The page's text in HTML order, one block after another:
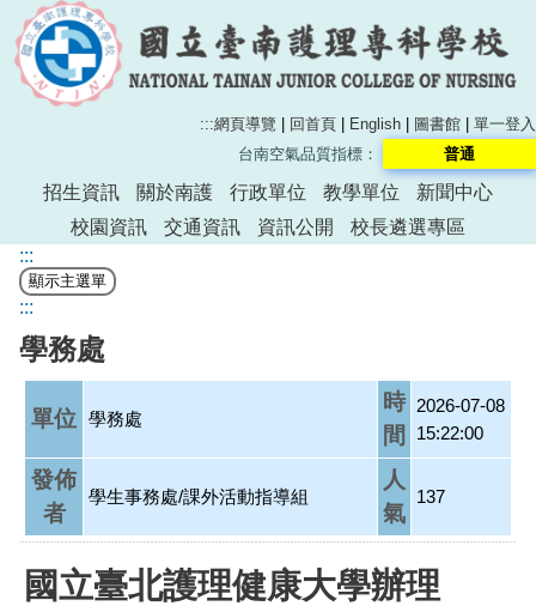
:::網頁導覽 | 回首頁 | English | 圖書館 | 單一登入
台南空氣品質指標：
普通
招生資訊 關於南護 行政單位 教學單位
新聞中心
校園資訊
交通資訊 資訊公開
校長遴選專區
:::
:::
學務處
單位 學務處
時
間
2026-07-08
15:22:00
發佈
者
學生事務處/課外活動指導組
人
氣
137
國立臺北護理健康大學辦理